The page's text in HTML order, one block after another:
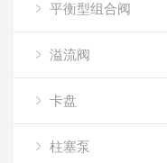
平衡型组合阀
溢流阀
卡盘
柱塞泵